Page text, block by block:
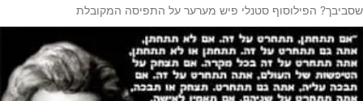
שסביבך? הפילוסוף סטנלי פיש מערער על התפיסה המקובלת